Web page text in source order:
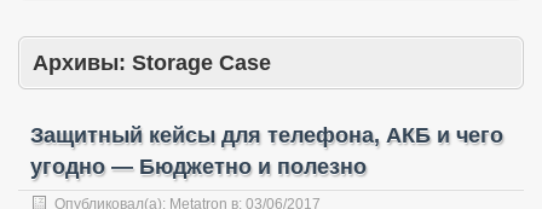
Архивы: Storage Case
Защитный кейсы для телефона, АКБ и чего
угодно — Бюджетно и полезно
Опубликовал(а): Metatron в: 03/06/2017